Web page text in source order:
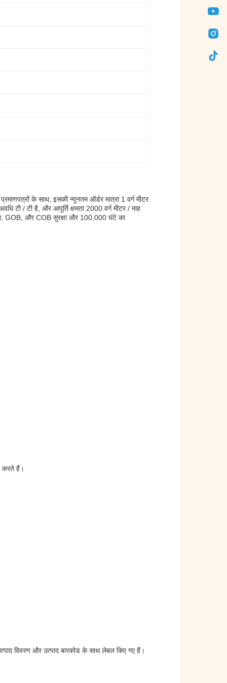
के साथ, इसकी न्यूनतम ऑर्डर मात्रा 1 वर्ग मीटर
टी / टी है, और आपूर्ति क्षमता 2000 वर्ग मीटर / माह
GOB, और COB सुरक्षा और 100,000 घंटे का
करते हैं।
विवरण और उत्पाद बारकोड के साथ लेबल किए गए हैं।